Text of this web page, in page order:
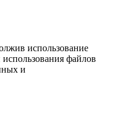
использование
файлов
и